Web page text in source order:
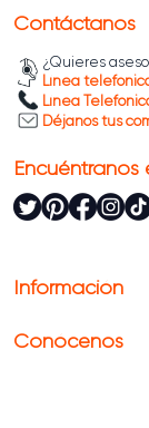
Información
Conócenos
Contáctanos
¿Quieres
Línea
Línea
Déjanos tus
Encuéntranos